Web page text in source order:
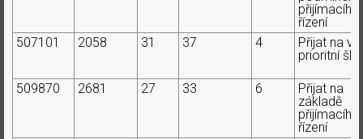
přijímacího
řízení
507101
2058 31 37 4
Přijat na
prioritní
509870 2681 27 33 6
Přijat na
základě
přijímacího
řízení